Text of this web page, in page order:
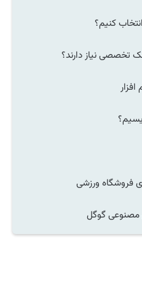
کنیم؟
تخصصی نیاز دارند؟
فروشگاه ورزشی
گوگل